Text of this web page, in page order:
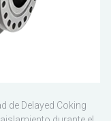
de Delayed Coking